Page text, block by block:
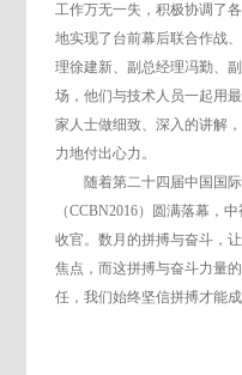
工作万无一失，积极协调了
地实现了台前幕后联合作战
理徐建新、副总经理冯勤、
场，他们与技术人员一起用
家人士做细致、深入的讲解
力地付出心力。
随着第二十四届中国国际
（CCBN2016）圆满落幕，
收官。数月的拼搏与奋斗，
焦点，而这拼搏与奋斗力量
任，我们始终坚信拼搏才能